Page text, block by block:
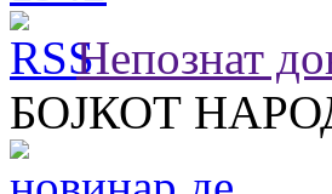
Непознат
БОЈКОТ